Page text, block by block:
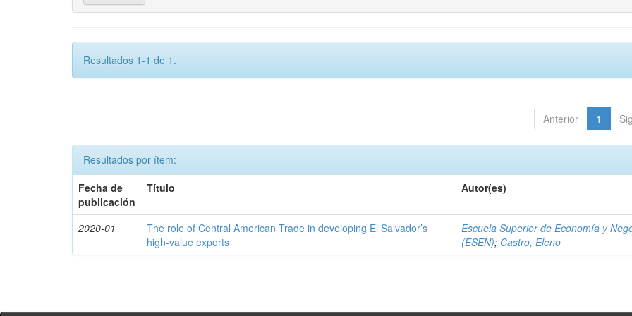
Resultados 1-1 de 1.
Anterior 1
Resultados por ítem:
Fecha de
publicación
Título Autor(es)
2020-01
The role of Central American Trade in developing El Salvador’s
high-value exports
Escuela Superior de Economía y
(ESEN); Castro, Eleno